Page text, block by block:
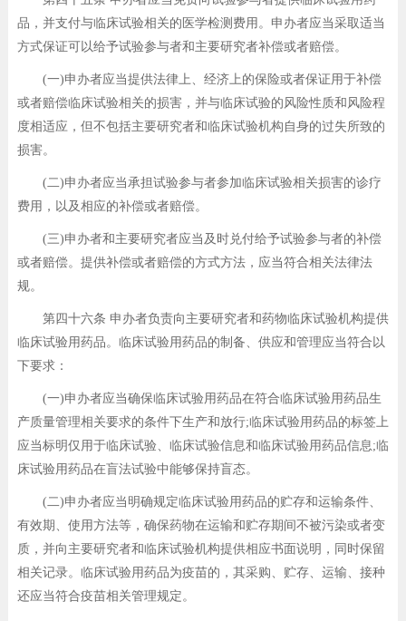
品，并支付与临床试验相关的医学检测费用。申办者应当采取适当
方式保证可以给予试验参与者和主要研究者补偿或者赔偿。
(一)申办者应当提供法律上、经济上的保险或者保证用于补偿
或者赔偿临床试验相关的损害，并与临床试验的风险性质和风险程
度相适应，但不包括主要研究者和临床试验机构自身的过失所致的
损害。
(二)申办者应当承担试验参与者参加临床试验相关损害的诊疗
费用，以及相应的补偿或者赔偿。
(三)申办者和主要研究者应当及时兑付给予试验参与者的补偿
或者赔偿。提供补偿或者赔偿的方式方法，应当符合相关法律法
规。
第四十六条 申办者负责向主要研究者和药物临床试验机构提供
临床试验用药品。临床试验用药品的制备、供应和管理应当符合以
下要求：
(一)申办者应当确保临床试验用药品在符合临床试验用药品生
产质量管理相关要求的条件下生产和放行;临床试验用药品的标签上
应当标明仅用于临床试验、临床试验信息和临床试验用药品信息;临
床试验用药品在盲法试验中能够保持盲态。
(二)申办者应当明确规定临床试验用药品的贮存和运输条件、
有效期、使用方法等，确保药物在运输和贮存期间不被污染或者变
质，并向主要研究者和临床试验机构提供相应书面说明，同时保留
相关记录。临床试验用药品为疫苗的，其采购、贮存、运输、接种
还应当符合疫苗相关管理规定。